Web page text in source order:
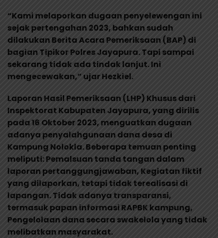
“Kami melaporkan dugaan penyelewengan ini
sejak pertengahan 2023, bahkan sudah
dilakukan Berita Acara Pemeriksaan (BAP) di
bagian Tipikor Polres Jayapura. Tapi sampai
sekarang tidak ada tindak lanjut. Ini
mengecewakan,” ujar Hezkiel.
Laporan Hasil Pemeriksaan (LHP) Khusus dari
Inspektorat Kabupaten Jayapura, yang dirilis
pada 16 Oktober 2023, menguatkan dugaan
adanya penyalahgunaan dana desa di
Kampung Nolokla. Beberapa temuan penting
meliputi: Pemalsuan tanda tangan dalam
laporan pertanggungjawaban, Kegiatan fiktif
yang dilaporkan, tetapi tidak terealisasi di
lapangan. Tidak adanya transparansi,
termasuk papan informasi RAPBK kampung,
Pengelolaan dana secara swakelola yang tidak
melibatkan masyarakat.